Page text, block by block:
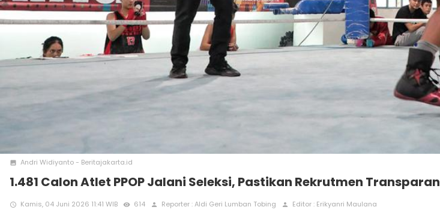
photo Andri Widiyanto - Beritajakarta.id
1.481 Calon Atlet PPOP Jalani Seleksi, Pastikan Rekrutmen Transparan
access_time Kamis, 04 Juni 2026 11:41 WIB remove_red_eye 614 person Reporter : Aldi Geri Lumban Tobing person Editor : Erikyanri Maulana